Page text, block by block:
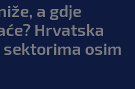
a gdje
Hrvatska
osim